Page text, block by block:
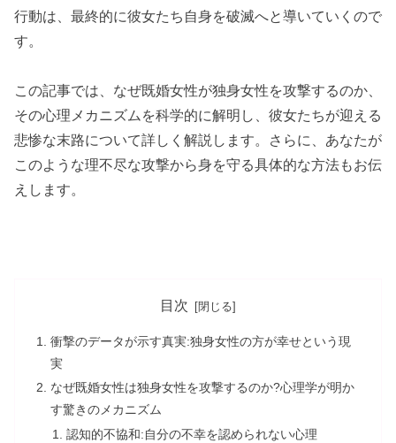
行動は、最終的に彼女たち自身を破滅へと導いていくので
す。
この記事では、なぜ既婚女性が独身女性を攻撃するのか、
その心理メカニズムを科学的に解明し、彼女たちが迎える
悲惨な末路について詳しく解説します。さらに、あなたが
このような理不尽な攻撃から身を守る具体的な方法もお伝
えします。
目次
衝撃のデータが示す真実:独身女性の方が幸せという現
実
なぜ既婚女性は独身女性を攻撃するのか?心理学が明か
す驚きのメカニズム
認知的不協和:自分の不幸を認められない心理